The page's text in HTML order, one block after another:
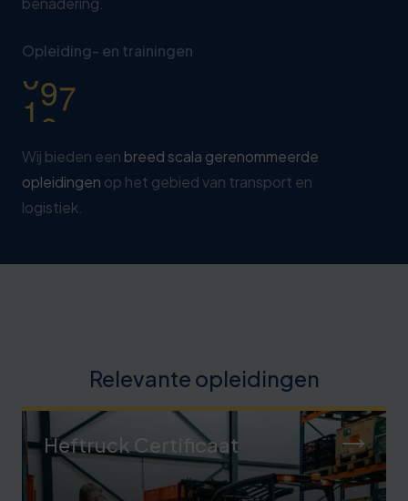
Opleiding- en trainingen
0
1
2
3
4
8
3
Wij bieden een breed scala gerenommeerde
opleidingen op het gebied van transport en
logistiek.
Relevante opleidingen
Heftruck Certificaat